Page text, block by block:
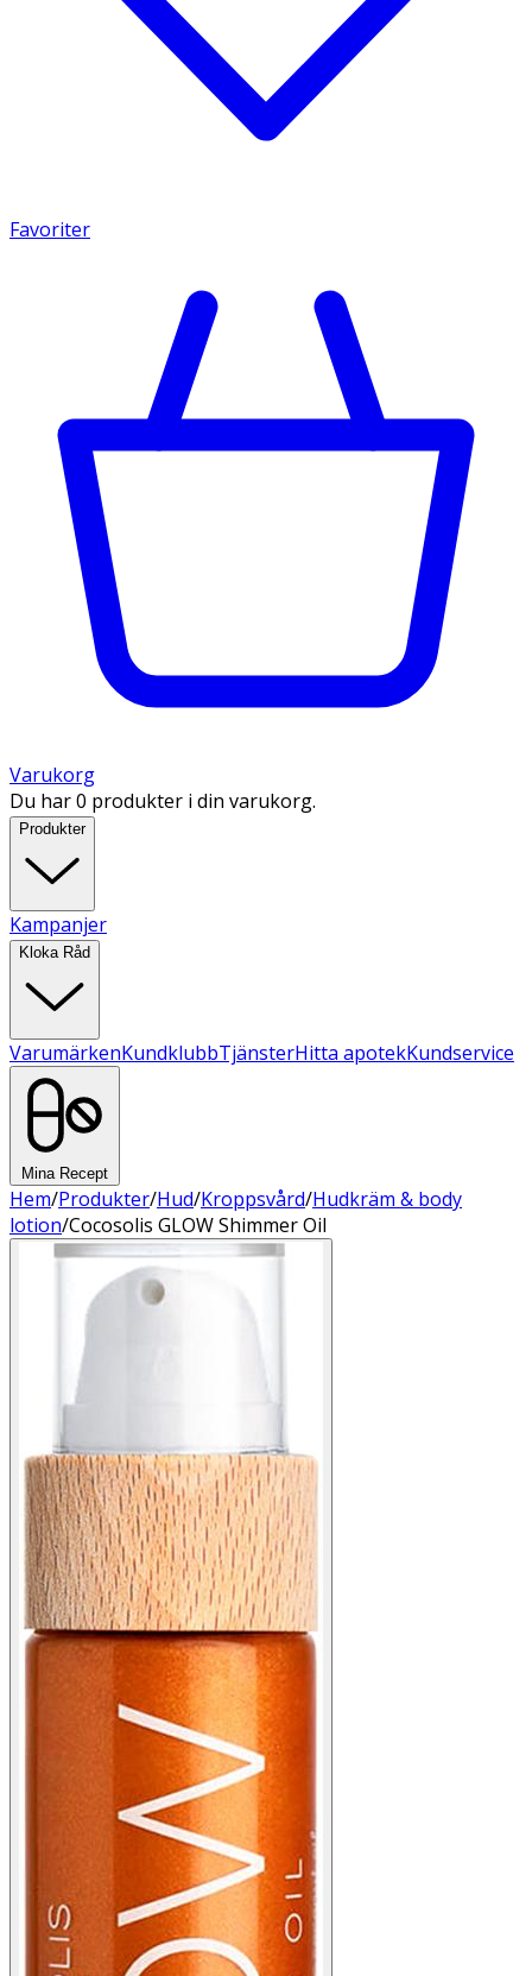
Favoriter
Varukorg
Du har 0 produkter i din varukorg.
Produkter
Kampanjer
Kloka Råd
VarumärkenKundklubbTjänsterHitta apotekKundservice
Mina Recept
Hem/Produkter/Hud/Kroppsvård/Hudkräm & body
lotion/Cocosolis GLOW Shimmer Oil